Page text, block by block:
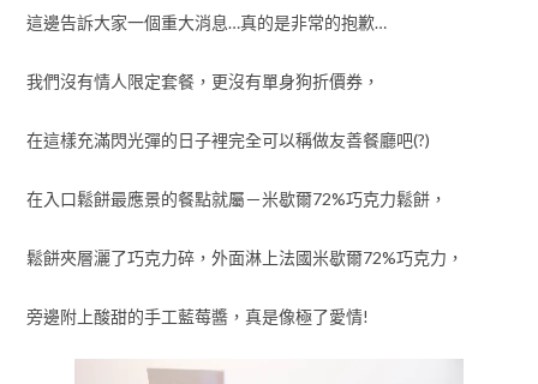
這邊告訴大家一個重大消息…真的是非常的抱歉…
我們沒有情人限定套餐，更沒有單身狗折價券，
在這樣充滿閃光彈的日子裡完全可以稱做友善餐廳吧(?)
在入口鬆餅最應景的餐點就屬－米歇爾72%巧克力鬆餅，
鬆餅夾層灑了巧克力碎，外面淋上法國米歇爾72%巧克力，
旁邊附上酸甜的手工藍莓醬，真是像極了愛情!